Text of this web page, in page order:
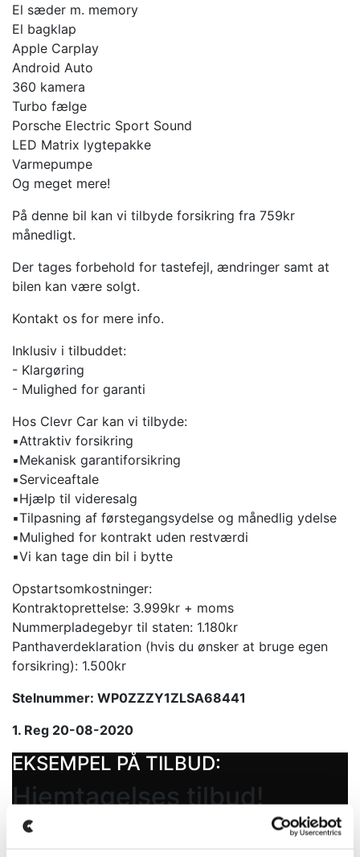
El sæder m. memory
El bagklap
Apple Carplay
Android Auto
360 kamera
Turbo fælge
Porsche Electric Sport Sound
LED Matrix lygtepakke
Varmepumpe
Og meget mere!
På denne bil kan vi tilbyde forsikring fra 759kr
månedligt.
Der tages forbehold for tastefejl, ændringer samt at
bilen kan være solgt.
Kontakt os for mere info.
Inklusiv i tilbuddet:
- Klargøring
- Mulighed for garanti
Hos Clevr Car kan vi tilbyde:
▪️Attraktiv forsikring
▪️Mekanisk garantiforsikring
▪️Serviceaftale
▪️Hjælp til videresalg
▪️Tilpasning af førstegangsydelse og månedlig ydelse
▪️Mulighed for kontrakt uden restværdi
▪️Vi kan tage din bil i bytte
Opstartsomkostninger:
Kontraktoprettelse: 3.999kr + moms
Nummerpladegebyr til staten: 1.180kr
Panthaverdeklaration (hvis du ønsker at bruge egen
forsikring): 1.500kr
Stelnummer: WP0ZZZY1ZLSA68441
1. Reg 20-08-2020
EKSEMPEL PÅ TILBUD:
Hjemtagelses tilbud!
Dette er et eksempel på en tidligere bil vi har solgt,